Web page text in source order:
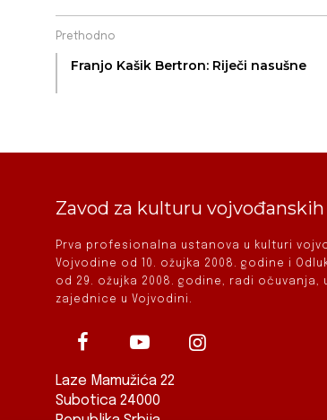
Prethodno
Franjo Kašik Bertron: Riječi nasušne
Zavod za kulturu
Prva profesionalna ustanova u kulturi
Vojvodine od 10. ožujka 2008. godine i
od 29. ožujka 2008. godine, radi
zajednice u Vojvodini.
Laze Mamužića 22
Subotica 24000